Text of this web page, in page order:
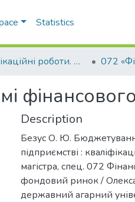
Statistics
Кваліфікаційні роботи. Факультет обліку та фінансів
Description
Безус О. Ю.
підприємстві :
магістра, спец. 072
фондовий ринок /
державний агарний